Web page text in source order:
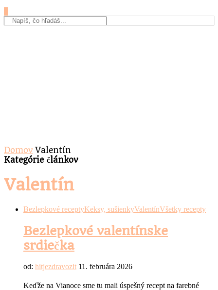
Domov Valentín
Kategórie článkov
Valentín
Bezlepkové receptyKeksy, sušienkyValentínVšetky recepty
Bezlepkové valentínske
srdiečka
od: hitjezdravozit 11. februára 2026
Keďže na Vianoce sme tu mali úspešný recept na farebné